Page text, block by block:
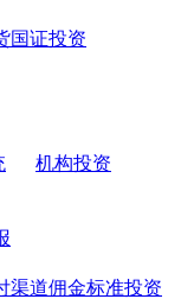
国证投资
机构投资
渠道佣金标准投资